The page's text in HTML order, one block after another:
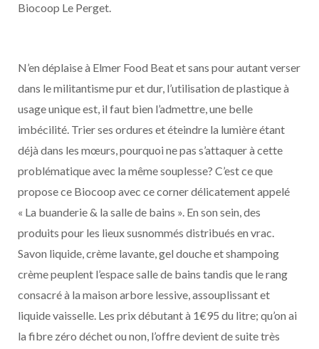
Biocoop Le Perget.
N’en déplaise à Elmer Food Beat et sans pour autant verser
dans le militantisme pur et dur, l’utilisation de plastique à
usage unique est, il faut bien l’admettre, une belle
imbécilité. Trier ses ordures et éteindre la lumière étant
déjà dans les mœurs, pourquoi ne pas s’attaquer à cette
problématique avec la même souplesse? C’est ce que
propose ce Biocoop avec ce corner délicatement appelé
« La buanderie & la salle de bains ». En son sein, des
produits pour les lieux susnommés distribués en vrac.
Savon liquide, crème lavante, gel douche et shampoing
crème peuplent l’espace salle de bains tandis que le rang
consacré à la maison arbore lessive, assouplissant et
liquide vaisselle. Les prix débutant à 1€95 du litre; qu’on ai
la fibre zéro déchet ou non, l’offre devient de suite très